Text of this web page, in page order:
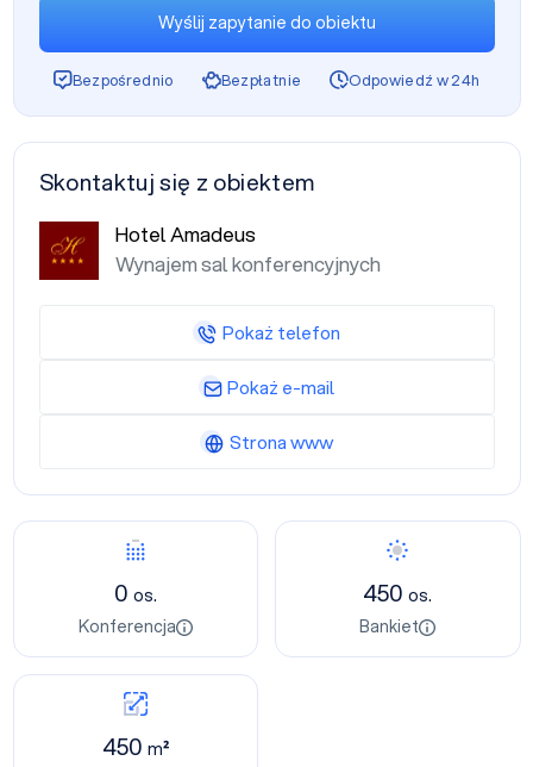
0 os.
Konferencja
450os.
Bankiet
450 m²
Wyślij zapytanie do obiektu
Bezpośrednio Bezpłatnie Odpowiedź w 24h
Skontaktuj się z obiektem
Hotel Amadeus
Wynajem sal konferencyjnych
Pokaż telefon
Pokaż e-mail
Strona www